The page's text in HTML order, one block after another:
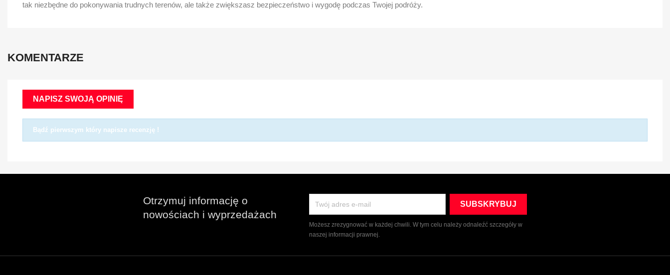
tak niezbędne do pokonywania trudnych terenów, ale także zwiększasz bezpieczeństwo i wygodę podczas Twojej podróży.
KOMENTARZE
NAPISZ SWOJĄ OPINIĘ
Bądź pierwszym który napisze recenzję !
Otrzymuj informację o
nowościach i wyprzedażach
Możesz zrezygnować w każdej chwili. W tym celu należy odnaleźć szczegóły w
naszej informacji prawnej.